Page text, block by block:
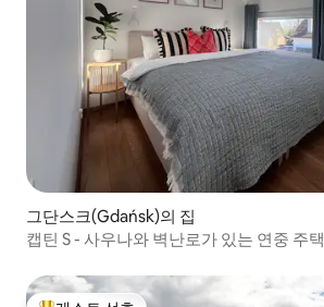
그단스크(Gdańsk)의 집
캡틴 S - 사우나와 벽난로가 있는 연중 주택